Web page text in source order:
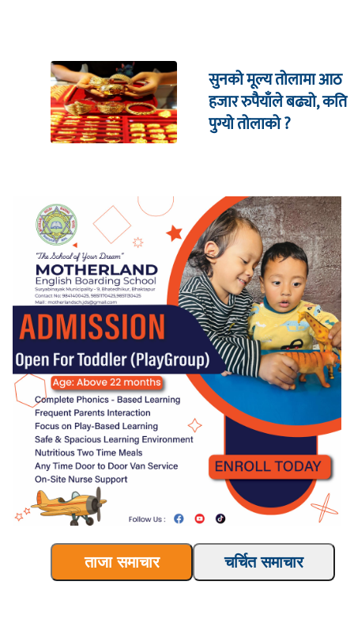
सुनको मूल्य तोलामा आठ
हजार रुपैयाँले बढ्यो, कति
पुग्यो तोलाको ?
ताजा समाचार चर्चित समाचार